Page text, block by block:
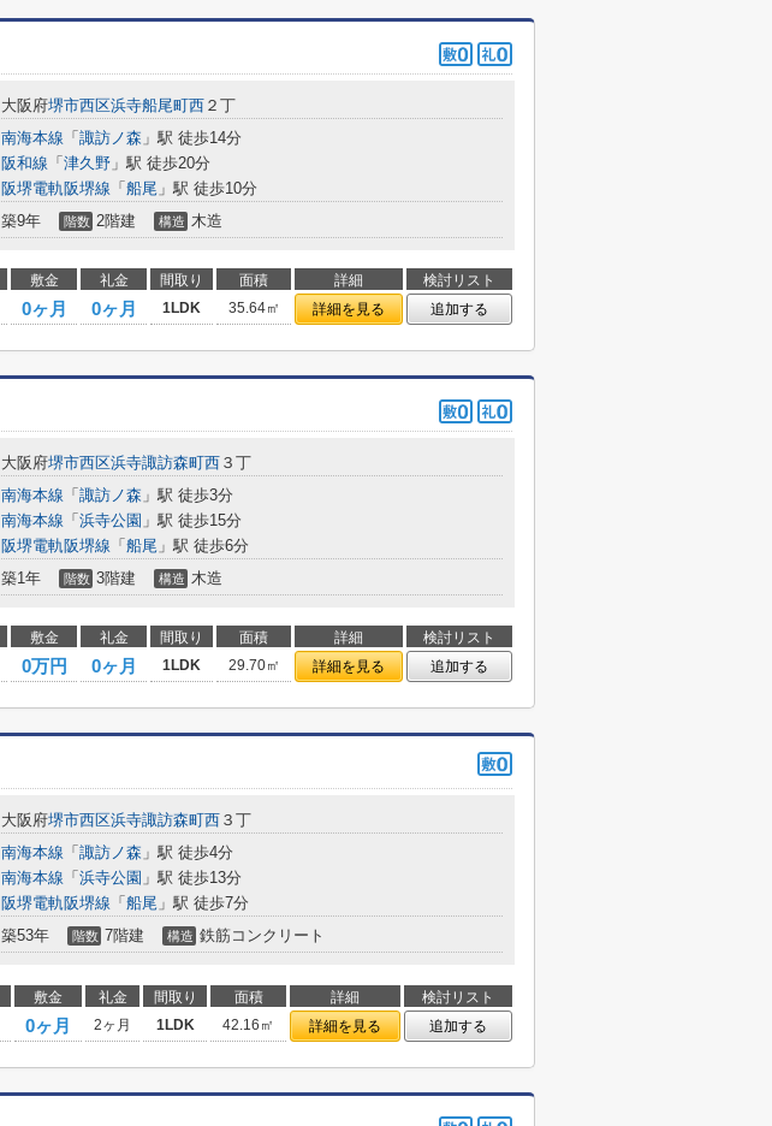
大阪府堺市西区浜寺船尾町西 ２丁
南海本線 「 諏訪ノ森 」駅 徒歩14分
阪和線 「 津久野 」駅 徒歩20分
阪堺電軌阪堺線 「 船尾 」駅 徒歩10分
築9年 階数 2階建 構造 木造
敷金 礼金 間取り 面積 詳細
検討リスト
0ヶ月 0ヶ月 1LDK 35.64㎡ 詳細を見る 追加する
大阪府堺市西区浜寺諏訪森町西 ３丁
南海本線 「 諏訪ノ森 」駅 徒歩3分
南海本線 「 浜寺公園 」駅 徒歩15分
阪堺電軌阪堺線 「 船尾 」駅 徒歩6分
築1年 階数 3階建 構造 木造
敷金 礼金 間取り 面積 詳細
検討リスト
0万円 0ヶ月 1LDK 29.70㎡ 詳細を見る 追加する
大阪府堺市西区浜寺諏訪森町西 ３丁
南海本線 「 諏訪ノ森 」駅 徒歩4分
南海本線 「 浜寺公園 」駅 徒歩13分
阪堺電軌阪堺線 「 船尾 」駅 徒歩7分
築53年 階数 7階建 構造 鉄筋コンクリート
敷金 礼金 間取り 面積 詳細
検討リスト
0ヶ月 2ヶ月 1LDK 42.16㎡ 詳細を見る 追加する